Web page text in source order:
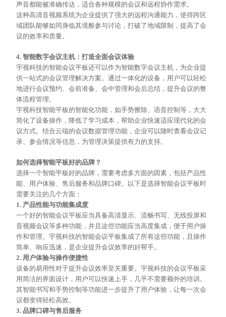
声音都能被准确传达，适合各种规模的会议和远程协作需求。
这种高清音视频系统为企业提供了强大的远程沟通能力，使得跨区
域团队能够如同身临其境般参与讨论，打破了地域限制，提高了会
议的效率和质量。
4. 智能数字会议主机：打造全面会议体验
宇视科技的智能会议平板还可以作为智能数字会议主机，为企业提
供一站式的会议管理解决方案。通过一体化的设备，用户可以轻松
地进行会议预约、会前准备、会中管理和会后总结，提升会议的整
体流程管理。
宇视科技智能平板的智能化功能，如手势擦除、语音控制等，大大
简化了设备操作，降低了学习成本，帮助企业快速适应现代化的会
议方式。结合云端的会议数据管理功能，企业可以随时查看会议记
录、参会情况等信息，为管理决策提供有力的支持。
如何选择智能平板好的品牌？
选择一个智能平板好的品牌，需要考虑多方面的因素，包括产品性
能、用户体验、售后服务和品牌口碑。以下是选择智能会议平板时
需要关注的几个方面：
1. 产品性能与功能集成度
一个好的智能会议平板应当具备高清显示、流畅书写、无线投屏和
音视频会议等多种功能，并且这些功能应当高度集成，便于用户操
作和管理。宇视科技的智能会议平板集成了所有这些功能，且操作
简单、响应迅速，是企业提升会议效率的好帮手。
2. 用户体验与操作便捷性
设备的易用性对于提升会议效率至关重要。宇视科技的会议平板采
用简洁的界面设计，用户可以快速上手，几乎不需要额外的培训。
其智能书写和手势控制等功能进一步提升了用户体验，让每一次会
议都变得轻松高效。
3. 品牌口碑与售后服务